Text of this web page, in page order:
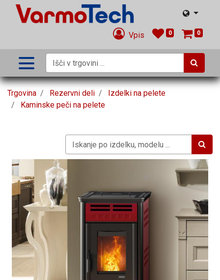
Vpis 0 0
Trgovina Rezervni deli
Izdelki na pelete
Kaminske peči na pelete